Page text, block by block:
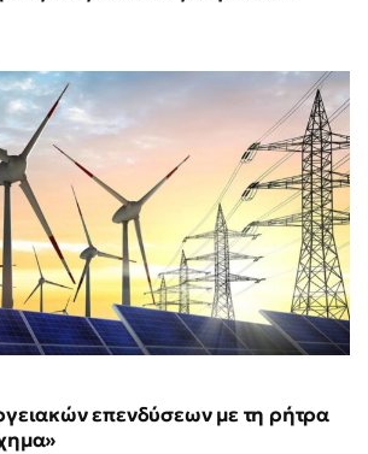
επενδύσεων με τη ρήτρα